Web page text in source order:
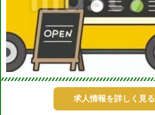
求人情報を詳しく見る